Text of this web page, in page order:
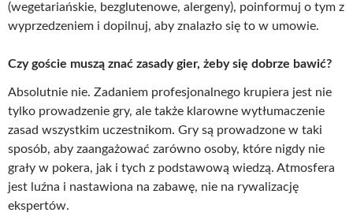
(wegetariańskie, bezglutenowe, alergeny), poinformuj o tym z
wyprzedzeniem i dopilnuj, aby znalazło się to w umowie.
Czy goście muszą znać zasady gier, żeby się dobrze bawić?
Absolutnie nie. Zadaniem profesjonalnego krupiera jest nie
tylko prowadzenie gry, ale także klarowne wytłumaczenie
zasad wszystkim uczestnikom. Gry są prowadzone w taki
sposób, aby zaangażować zarówno osoby, które nigdy nie
grały w pokera, jak i tych z podstawową wiedzą. Atmosfera
jest luźna i nastawiona na zabawę, nie na rywalizację
ekspertów.